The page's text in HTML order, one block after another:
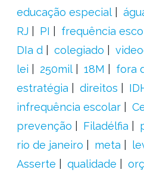
educação especial
RJ
PI frequência
DIa d
colegiado
lei
250mil 18M
fora
estratégia
direitos
infrequência escolar
prevenção
Filadélfia
rio de janeiro
meta
Asserte
qualidade